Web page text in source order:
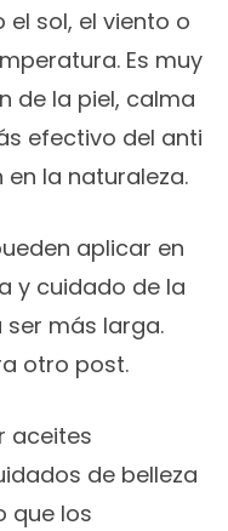
sol, el viento o
Es muy
de la piel, calma
efectivo del anti
la naturaleza.
aplicar en
y cuidado de la
más larga.
otro post.
aceites
de belleza
que los